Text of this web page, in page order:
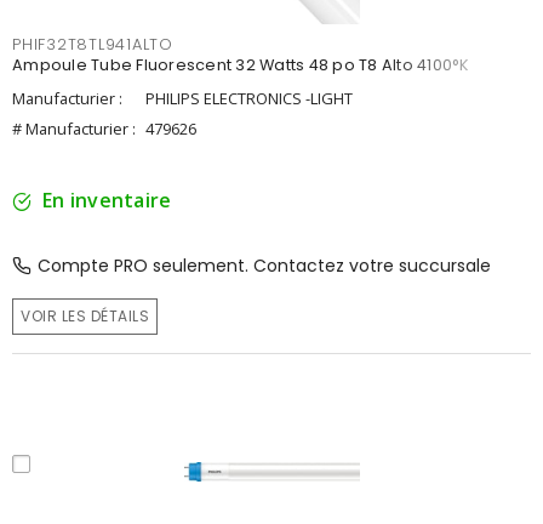
PHIF32T8TL941ALTO
Ampoule Tube Fluorescent 32 Watts 48 po T8 Alto 4100°K
Manufacturier :
PHILIPS ELECTRONICS -LIGHT
# Manufacturier : 479626
En inventaire
Compte PRO seulement. Contactez votre succursale
VOIR LES DÉTAILS